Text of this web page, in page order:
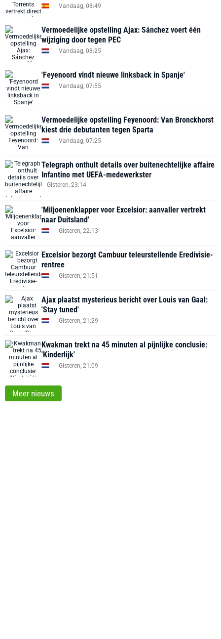
Vandaag, 08:49
Vermoedelijke opstelling Ajax: Sánchez voert één
wijziging door tegen PEC
Vandaag, 08:25
'Feyenoord vindt nieuwe linksback in Spanje'
Vandaag, 07:55
Vermoedelijke opstelling Feyenoord: Van Bronckhorst
kiest drie debutanten tegen Sparta
Vandaag, 07:25
Telegraph onthult details over buitenechtelijke affaire
Infantino met UEFA-medewerkster
Gisteren, 23:14
'Miljoenenklapper voor Excelsior: aanvaller vertrekt
naar Duitsland'
Gisteren, 22:13
Excelsior bezorgt Cambuur teleurstellende Eredivisie-
rentree
Gisteren, 21:51
Ajax plaatst mysterieus bericht over Louis van Gaal:
'Stay tuned'
Gisteren, 21:29
Kwakman trekt na 45 minuten al pijnlijke conclusie:
'Kinderlijk'
Gisteren, 21:09
Meer nieuws